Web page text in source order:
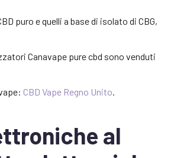
puro e quelli a base di isolato di CBG,
Canavape pure cbd sono venduti
CBD Vape Regno Unito
al